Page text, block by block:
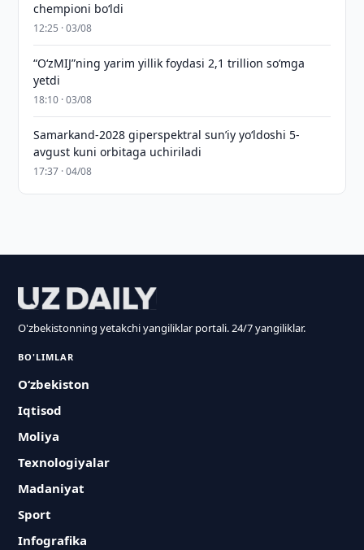
chempioni bo‘ldi
12:25 · 03/08
“O‘zMIJ”ning yarim yillik foydasi 2,1 trillion so‘mga
yetdi
18:10 · 03/08
Samarkand-2028 giperspektral sun’iy yo‘ldoshi 5-
avgust kuni orbitaga uchiriladi
17:37 · 04/08
O'zbekistonning yetakchi yangiliklar portali. 24/7 yangiliklar.
BO'LIMLAR
O‘zbekiston
Iqtisod
Moliya
Texnologiyalar
Madaniyat
Sport
Infografika